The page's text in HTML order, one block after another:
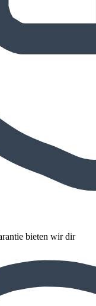
bieten wir dir